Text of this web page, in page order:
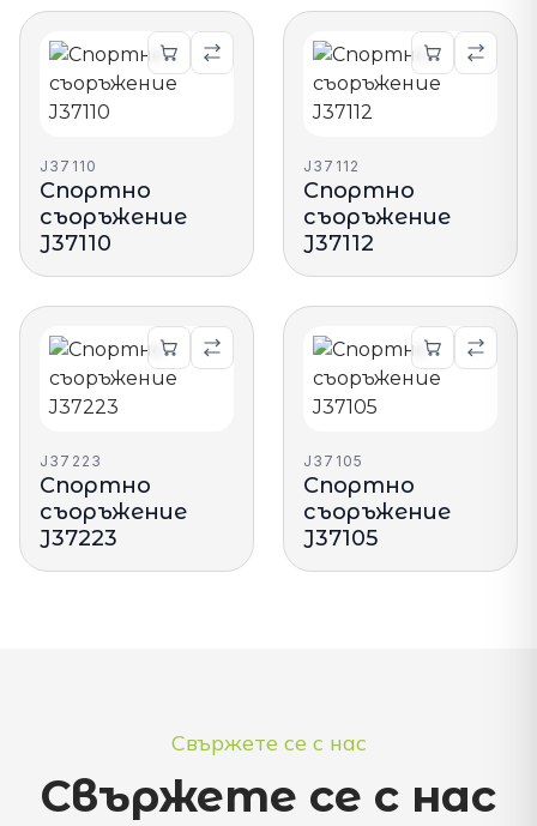
J37110
Спортно
съоръжение
J37110
J37112
Спортно
съоръжение
J37112
J37223
Спортно
съоръжение
J37223
J37105
Спортно
съоръжение
J37105
Свържете се с нас
Свържете се с нас